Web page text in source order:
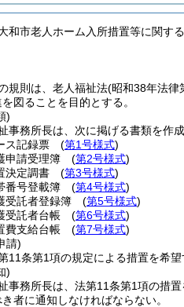
和市老人ホーム入所措置等に関す
規則は、老人福祉法(昭和38年法律
図ることを目的とする。
)
事務所長は、次に掲げる書類を作
ス記録票 (第1号様式)
申請受理簿 (第2号様式)
決定調書 (第3号様式)
番号登載簿 (第4号様式)
受託者登録簿 (第5号様式)
受託者台帳 (第6号様式)
費支給台帳 (第7号様式)
請)
11条第1項の規定による措置を希
)
事務所長は、法第11条第1項の措
者に通知しなければならない。